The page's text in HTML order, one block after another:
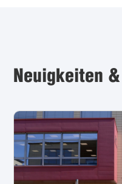
Neuigkeiten